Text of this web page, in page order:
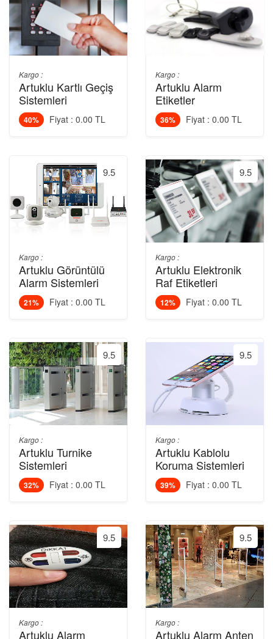
Kargo :
Artuklu Kartlı Geçiş
Sistemleri
40% Fiyat : 0.00 TL
9.5
Kargo :
Artuklu Görüntülü
Alarm Sistemleri
21% Fiyat : 0.00 TL
9.5
Kargo :
Artuklu Turnike
Sistemleri
32% Fiyat : 0.00 TL
9.5
Kargo :
Artuklu Alarm
Kargo :
Artuklu Alarm
Etiketler
36% Fiyat : 0.00 TL
9.5
Kargo :
Artuklu Elektronik
Raf Etiketleri
12% Fiyat : 0.00 TL
9.5
Kargo :
Artuklu Kablolu
Koruma Sistemleri
39% Fiyat : 0.00 TL
9.5
Kargo :
Artuklu Alarm Anten